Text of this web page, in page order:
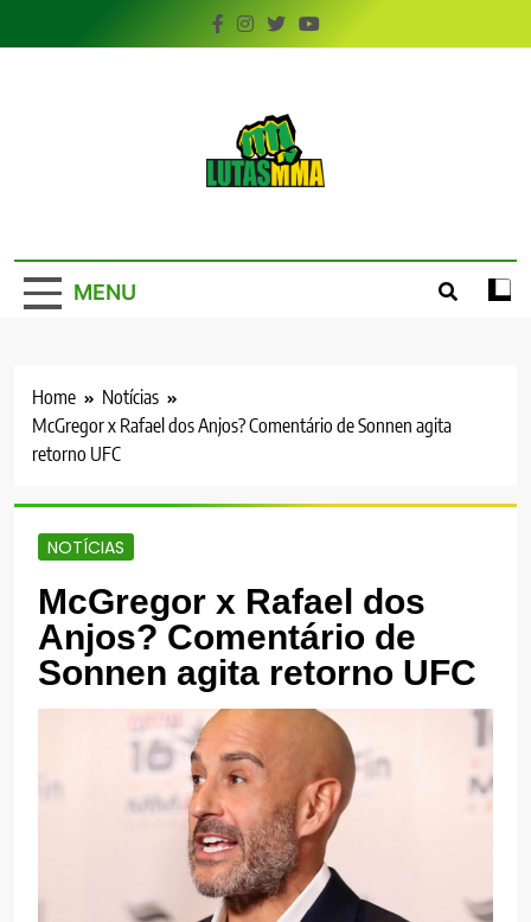
to
MENU
Home
Notícias
McGregor x Rafael dos Anjos? Comentário de Sonnen agita
retorno UFC
NOTÍCIAS
McGregor x Rafael dos
Anjos? Comentário de
Sonnen agita retorno UFC